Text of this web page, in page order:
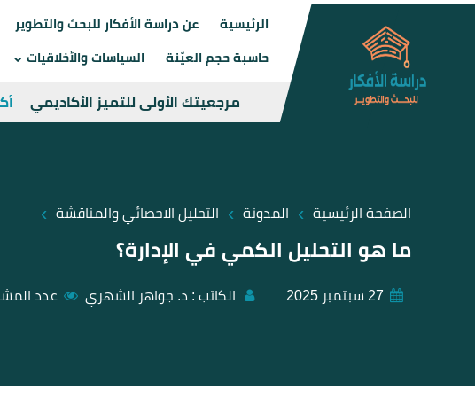
الرئيسية عن دراسة الأفكار للبحث والتطوير
حاسبة حجم العيّنة السياسات والأخلاقيات
مرجعيتك الأولى للتميز الأكاديمي
الصفحة الرئيسية › المدونة › التحليل الاحصائي والمناقشة
›
ما هو التحليل الكمي في الإدارة؟
الكاتب : د. جواهر الشهري عدد